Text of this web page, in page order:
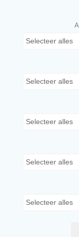
Selecteer alles
Selecteer alles
Selecteer alles
Selecteer alles
Selecteer alles